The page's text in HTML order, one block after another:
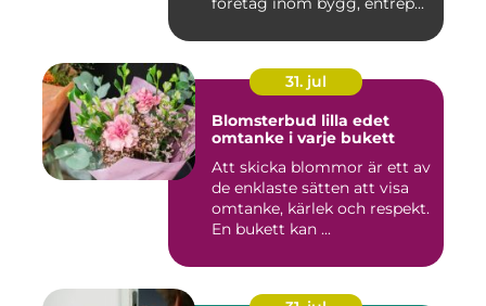
31. jul
Blomsterbud lilla edet
omtanke i varje bukett
Att skicka blommor är ett av
de enklaste sätten att visa
omtanke, kärlek och respekt.
En bukett kan ...